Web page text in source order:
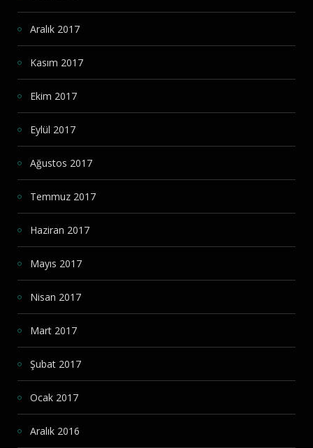
Aralık 2017
Kasım 2017
Ekim 2017
Eylül 2017
Ağustos 2017
Temmuz 2017
Haziran 2017
Mayıs 2017
Nisan 2017
Mart 2017
Şubat 2017
Ocak 2017
Aralık 2016